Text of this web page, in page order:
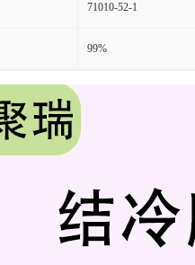
71010-52-1
99%